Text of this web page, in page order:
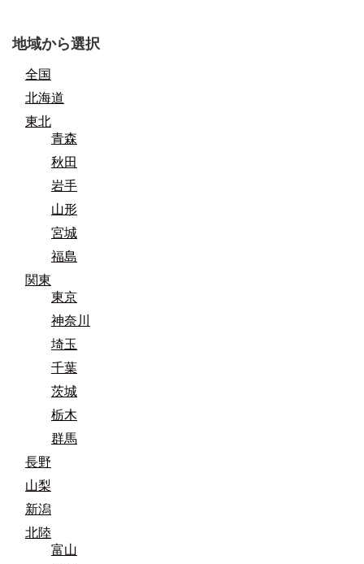
地域から選択
全国
北海道
東北
青森
秋田
岩手
山形
宮城
福島
関東
東京
神奈川
埼玉
千葉
茨城
栃木
群馬
長野
山梨
新潟
北陸
富山